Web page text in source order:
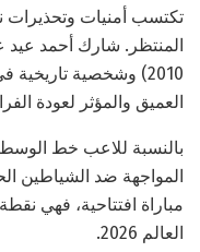
تكتسب أمنيات
2010) وشخصية
العميق والمؤثر لعودة
بالنسبة للاعب خط
المواجهة ضد الشياطين
مباراة افتتاحية، فهي
العالم 2026.